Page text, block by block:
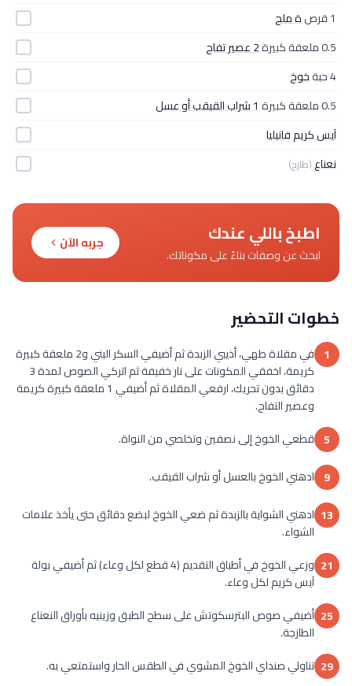
1 قرص
ة ملح
0.5 ملعقة كبيرة
2 عصير تفاح
4 حبة
خوخ
0.5 ملعقة كبيرة
1 شراب القيقب أو عسل
آيس كريم فانيليا
نعناع(طازج)
اطبخ باللي عندك
ابحث عن وصفات بناءً على مكوناتك.
جربه الآن
خطوات التحضير
1
في مقلاة طهي، أذيبي الزبدة ثم أضيفي السكر البني و2 ملعقة كبيرة
كريمة، اخفقي المكونات على نار خفيفة ثم اتركي الصوص لمدة 3
دقائق بدون تحريك، ارفعي المقلاة ثم أضيفي 1 ملعقة كبيرة كريمة
وعصير التفاح.
5 قطعي الخوخ إلى نصفين وتخلصي من النواة.
9 ادهني الخوخ بالعسل أو شراب القيقب.
13 ادهني الشواية بالزبدة ثم ضعي الخوخ لبضع دقائق حتى يأخذ علامات
الشواء.
21
وزعي الخوخ في أطباق التقديم (4 قطع لكل وعاء) ثم أضيفي بولة
آيس كريم لكل وعاء.
25 أضيفي صوص البترسكوتش على سطح الطبق وزينيه بأوراق النعناع
الطازجة.
29 تناولي صنداي الخوخ المشوي في الطقس الحار واستمتعي به.